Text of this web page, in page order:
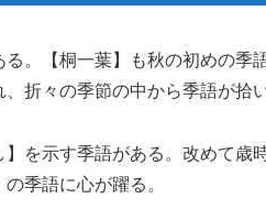
。【桐一葉】も秋の初めの季
折々の季節の中から季語が拾
を示す季語がある。改めて歳
の季語に心が躍る。